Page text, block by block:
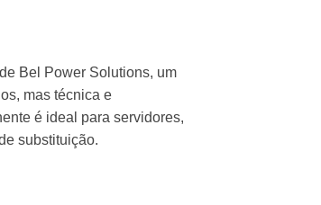
Bel Power Solutions, um
mas técnica e
é ideal para servidores,
substituição.